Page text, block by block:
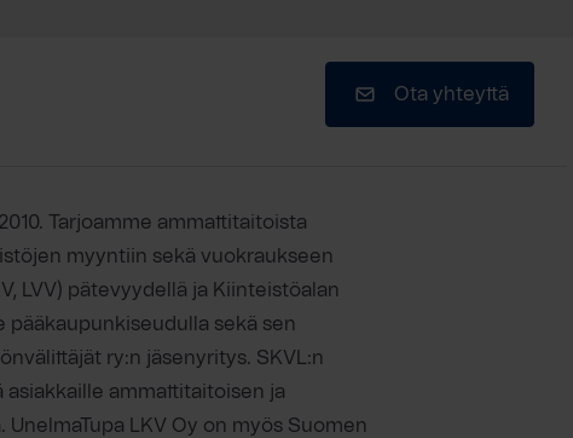
Ota yhteyttä
Tarjoamme ammattitaitoista
myyntiin sekä vuokraukseen
LVV) pätevyydellä ja Kiinteistöalan
pääkaupunkiseudulla sekä sen
ry:n jäsenyritys. SKVL:n
ammattitaitoisen ja
LKV Oy on myös Suomen